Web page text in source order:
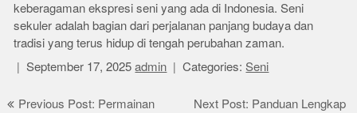
keberagaman ekspresi seni yang ada di Indonesia. Seni
sekuler adalah bagian dari perjalanan panjang budaya dan
tradisi yang terus hidup di tengah perubahan zaman.
September 17, 2025 admin Categories:Seni
Post
Previous Post: Permainan
Next Post: Panduan Lengkap